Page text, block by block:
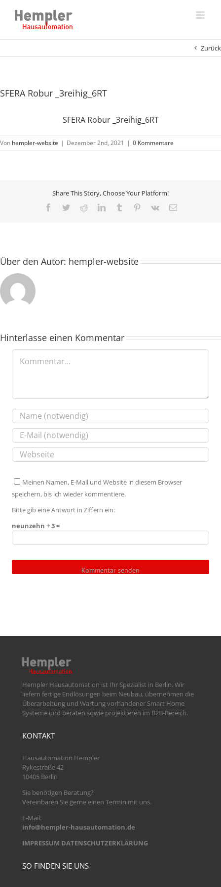
springen
Zurück
SFERA Robur _3reihig_6RT
SFERA Robur _3reihig_6RT
Von hempler-website | Dezember 2nd, 2021 | 0 Kommentare
Share This Story, Choose Your Platform!
Facebook
TwitterRedditLinkedInTumblr Pinterest
Vk
E-
Über den Autor: hempler-website
Hinterlasse einen Kommentar
Kommentar
Meinen Namen, E-Mail und Website in diesem Browser
speichern, bis ich wieder kommentiere.
Bitte gib eine Antwort in Ziffern ein:
neunzehn + 3 =
Hempler Hausautomation ist Ihr Spezialist in Berlin. Wir
liefern fertige Endlösungen beim Neubau, übernehmen die
Überarbeitung und Wartung vorhandener Smart Home
Systeme und beraten sowie projektieren im B2B-Bereich.
KONTAKT
Hausautomation Hempler
Rykestraße 42
10405 Berlin
Sie benötigen Beratung?
Vereinbaren Sie gerne einen Termin mit uns.
E-Mail:
info@hempler-hausautomation.de
IMPRESSUM DATENSCHUTZERKLÄRUNG
SO FINDEN SIE UNS